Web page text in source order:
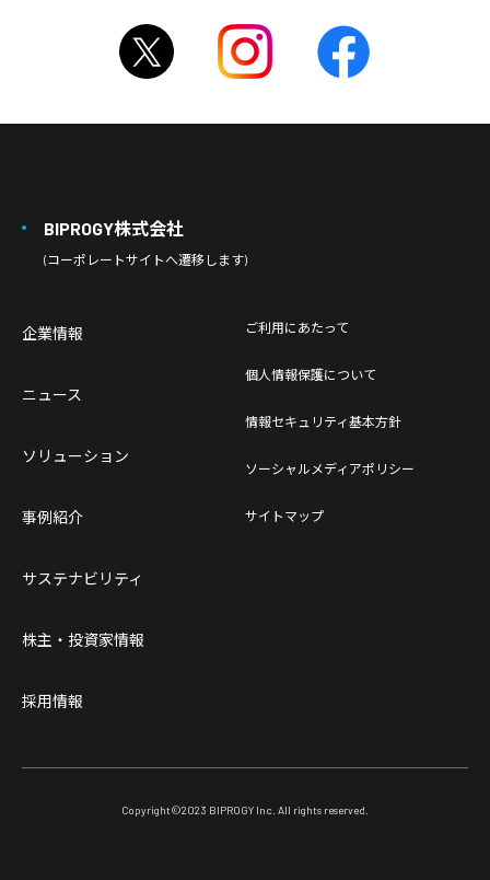
BIPROGY株式会社
(コーポレートサイトへ遷移します)
企業情報
ニュース
ソリューション
事例紹介
サステナビリティ
株主・投資家情報
採用情報
ご利用にあたって
個人情報保護について
情報セキュリティ基本方針
ソーシャルメディアポリシー
サイトマップ
Copyright©2023 BIPROGY Inc. All rights reserved.